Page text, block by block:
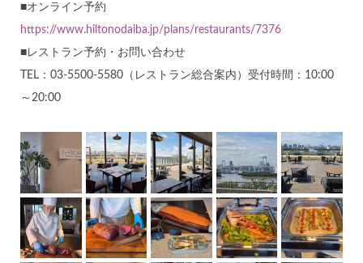
■オンライン予約
https://www.hiltonodaiba.jp/plans/restaurants/7376
■レストラン予約・お問い合わせ
TEL：03-5500-5580（レストラン総合案内）受付時間：10:00
～20:00